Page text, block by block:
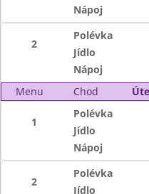
Nápoj
2
Polévka
Jídlo
Nápoj
Menu
Chod
1
Polévka
Jídlo
Nápoj
2
Polévka
Jídlo